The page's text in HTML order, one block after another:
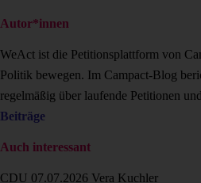
Autor*innen
WeAct ist die Petitionsplattform von
Politik bewegen. Im Campact-Blog
regelmäßig über laufende Petitionen
Beiträge
Auch interessant
CDU 07.07.2026 Vera Kuchler